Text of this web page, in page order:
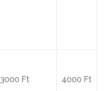
3000 Ft 4000 Ft